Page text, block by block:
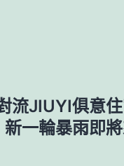
流JIUYI俱意
新一輪暴雨即